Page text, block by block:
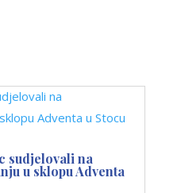
sudjelovali na
u sklopu Adventa